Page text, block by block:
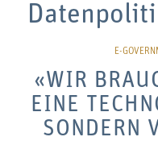
«WIR
EINE
SONDERN